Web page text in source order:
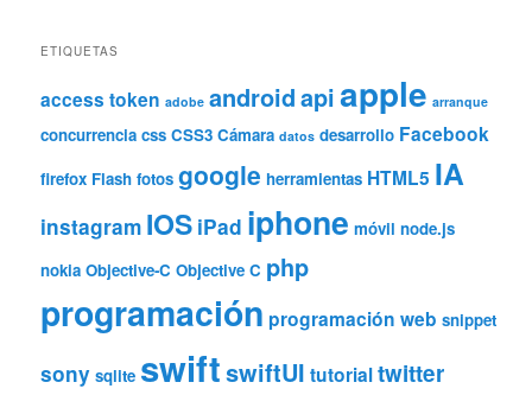
ETIQUETAS
access token adobe androidapiapple arranque
concurrencia css CSS3 Cámara datos desarrollo Facebook
firefox Flash fotos google herramientas HTML5 IA
instagram IOS iPad iphone móvil node.js
nokia Objective-C Objective C php
programación programación web snippet
sony sqlite swiftswiftUI tutorialtwitter